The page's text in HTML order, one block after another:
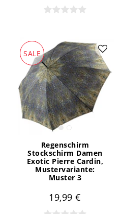
SALE
Regenschirm
Stockschirm Damen
Exotic Pierre Cardin,
Mustervariante:
Muster 3
19,99 €